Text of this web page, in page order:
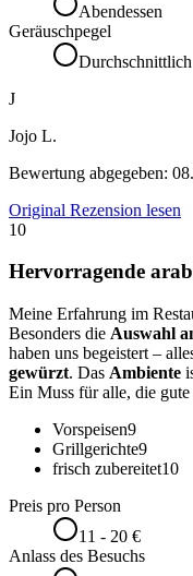
Abendessen
Geräuschpegel
Durchschnittlich
J
Jojo L.
Bewertung abgegeben:
Original Rezension lesen
10
Hervorragende
Meine Erfahrung im
Besonders die Auswahl
haben uns begeistert –
gewürzt. Das Ambiente
Ein Muss für alle, die
Vorspeisen9
Grillgerichte9
frisch zubereitet10
Preis pro Person
11 - 20 €
Anlass des Besuchs